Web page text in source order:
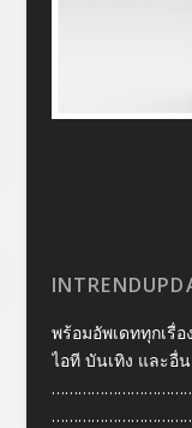
พร้อมอัพเดททุกเรื่
ไอที บันเทิง และอื่